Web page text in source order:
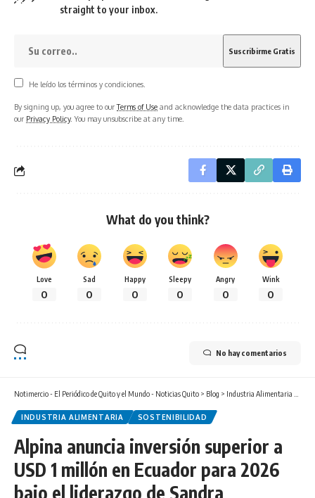
straight to your inbox.
He leído los términos y condiciones.
By signing up, you agree to ourTerms of Use and acknowledge the data practices in
our Privacy Policy. You may unsubscribe at any time.
What do you think?
Love
0
Sad
0
Happy
0
Sleepy
0
Angry
0
Wink
0
No hay comentarios
Notimercio - El Periódico de Quito y el Mundo - Noticias Quito > Blog > Industria Alimentaria
INDUSTRIA ALIMENTARIA SOSTENIBILIDAD
Alpina anuncia inversión superior a
USD 1 millón en Ecuador para 2026
bajo el liderazgo de Sandra